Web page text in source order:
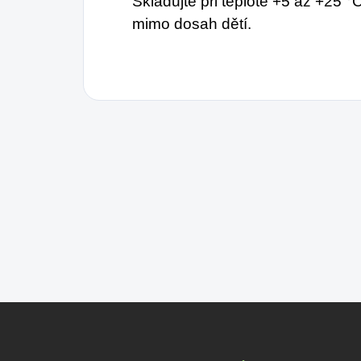
mimo dosah dětí.